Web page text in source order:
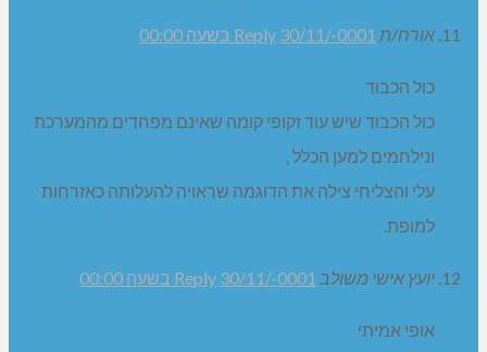
אורח/ת Reply 30/11/-0001 בשעה 00:00
כול הכבוד
כול הכבוד שיש עוד זקופי קומה שאינם מפחדים מהמערכת
ונילחמים למען הכלל ,
עלי והצליחי צילה את הדוגמה שראויה להעלותה כאזרחות
למופת.
יועץ אישי משולב Reply 30/11/-0001 בשעה 00:00
אופי אמיתי